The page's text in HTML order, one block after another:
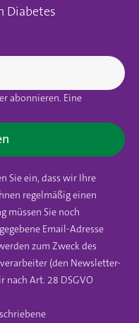
Diabetes
abonnieren. Eine
Sie ein, dass wir Ihre
regelmäßig einen
müssen Sie noch
Email-Adresse
zum Zweck des
(den Newsletter-
nach Art. 28 DSGVO